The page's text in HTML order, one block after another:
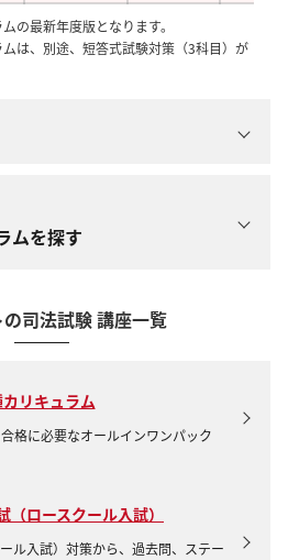
の最新年度版となります。
は、別途、短答式試験対策（3科目）が
ムを探す
司法試験 講座一覧
リキュラム
合格に必要なオールインワンパック
（ロースクール入試）
ル入試）対策から、過去問、ステー